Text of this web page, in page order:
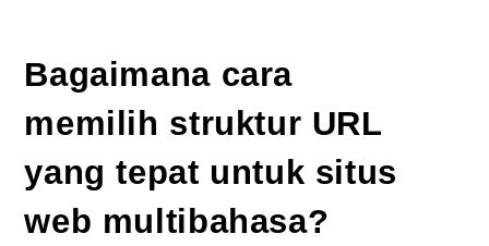
Bagaimana cara
memilih struktur URL
yang tepat untuk situs
web multibahasa?